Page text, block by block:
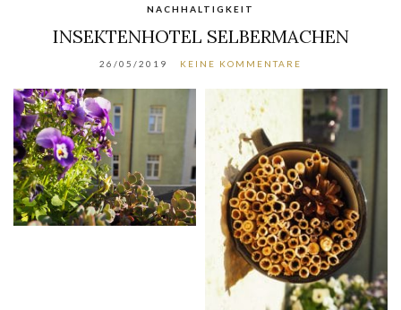
NACHHALTIGKEIT
INSEKTENHOTEL SELBERMACHEN
26/05/2019 KEINE KOMMENTARE